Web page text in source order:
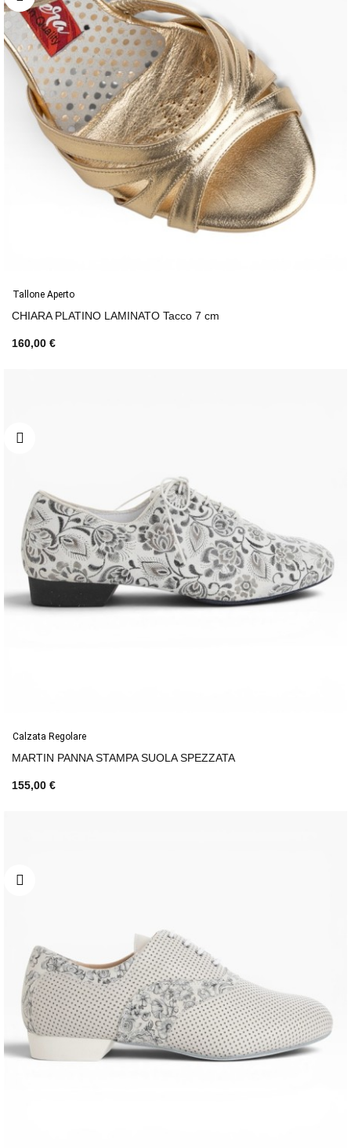
Tallone Aperto
CHIARA PLATINO LAMINATO Tacco 7 cm
160,00 €
Calzata Regolare
MARTIN PANNA STAMPA SUOLA SPEZZATA
155,00 €